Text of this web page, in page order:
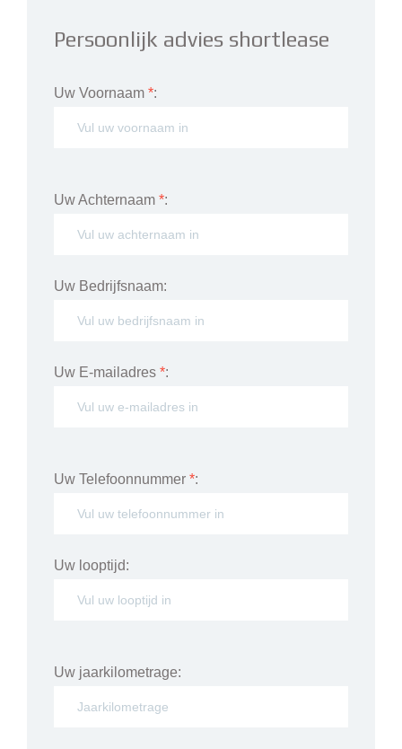
Persoonlijk advies shortlease
Uw Voornaam *:
Uw Achternaam *:
Uw Bedrijfsnaam:
Uw E-mailadres *:
Uw Telefoonnummer *:
Uw looptijd:
Uw jaarkilometrage: